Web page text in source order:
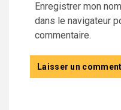
Enregistrer mon
dans le navigateur
commentaire.